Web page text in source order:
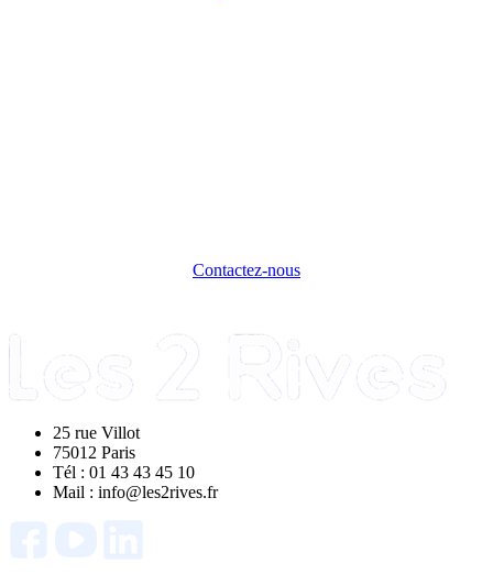
Contactez-nous
25 rue Villot
75012 Paris
Tél : 01 43 43 45 10
Mail : info@les2rives.fr